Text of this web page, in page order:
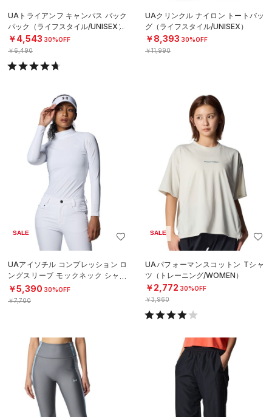
UAトライアンフ キャンパス バック
パック（ライフスタイル/UNISEX）
￥4,543 30%OFF
￥6,490
UAクリンクル ナイロン トートバッ
グ（ライフスタイル/UNISEX）
￥8,393 30%OFF
￥11,990
SALE
UAアイソチル コンプレッション ロ
ングスリーブ モックネック シャツ
（ゴルフ/WOMEN）
￥5,390 30%OFF
￥7,700
SALE
UAパフォーマンスコットン Tシャ
ツ（トレーニング/WOMEN）
￥2,772 30%OFF
￥3,960